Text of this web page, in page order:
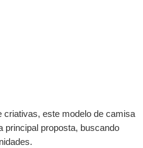
este modelo de camisa
principal proposta, buscando